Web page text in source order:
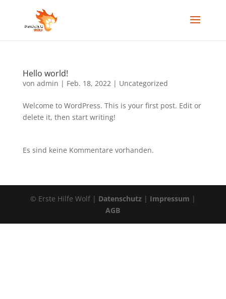
Hello world!
von admin | Feb. 18, 2022| Uncategorized
Welcome to WordPress. This is your first post. Edit or
delete it, then start writing!
Es sind keine Kommentare vorhanden.
© Erste Hilfe Wolf | Datenschutz| Impressum |
AGB